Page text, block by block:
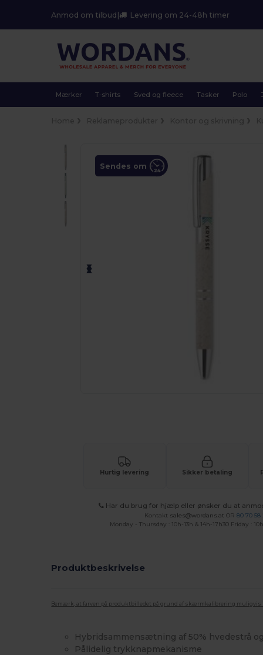
Anmod om tilbud | Levering om 24-48h timer
Mærker T-shirts Sved og fleece Tasker Polo
Sendes om
Hurtig levering Sikker betaling
Har du brug for hjælp eller ønsker du at
Kontakt sales@wordans.at OR80 70 58
Monday - Thursday : 10h-13h & 14h-17h30 Friday :
Produktbeskrivelse
Bemærk, at farven på produktbilledet på grund af skærmkalibrering
Hybridsammensætning af 50% hvedestrå
Pålidelig trykknapmekanisme